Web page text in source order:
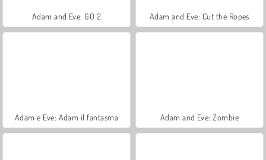
Adam and Eve: GO 2 Adam and Eve: Cut the Ropes
Adam e Eve: Adam il fantasma Adam and Eve: Zombie